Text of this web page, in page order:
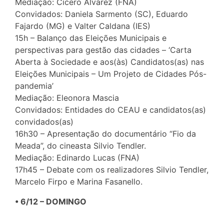
Mediação: Cicero Alvarez (FNA)
Convidados: Daniela Sarmento (SC), Eduardo
Fajardo (MG) e Valter Caldana (IES)
15h – Balanço das Eleições Municipais e
perspectivas para gestão das cidades – ‘Carta
Aberta à Sociedade e aos(às) Candidatos(as) nas
Eleições Municipais – Um Projeto de Cidades Pós-
pandemia’
Mediação: Eleonora Mascia
Convidados: Entidades do CEAU e candidatos(as)
convidados(as)
16h30 – Apresentação do documentário “Fio da
Meada”, do cineasta Silvio Tendler.
Mediação: Edinardo Lucas (FNA)
17h45 – Debate com os realizadores Silvio Tendler,
Marcelo Firpo e Marina Fasanello.
• 6/12 – DOMINGO